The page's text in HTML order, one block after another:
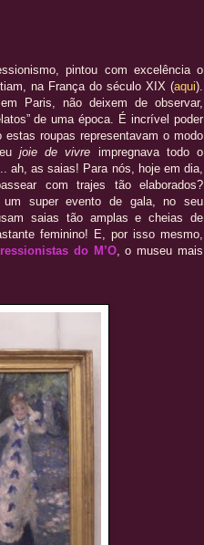
pintou com excelência o
na França do século XIX (aqui).
em Paris, não deixem de observar,
de uma época. É incrível poder
roupas representavam o modo
joie de vivre impregnava todo o
ah, as saias! Para nós, hoje em dia,
com trajes tão elaborados?
super evento de gala, no seu
saias tão amplas e cheias de
feminino! E, por isso mesmo,
do M’O, o museu mais